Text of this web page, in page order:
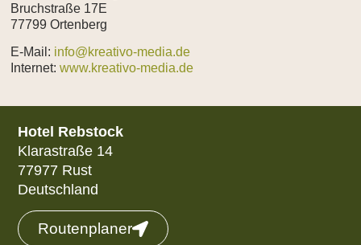
Bruchstraße 17E
77799 Ortenberg
E-Mail: info@kreativo-media.de
Internet:www.kreativo-media.de
Hotel Rebstock
Klarastraße 14
77977 Rust
Deutschland
Routenplaner